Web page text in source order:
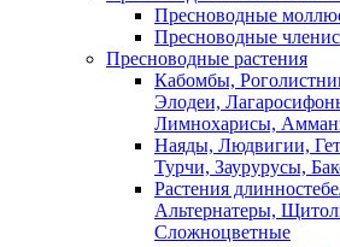
Пресноводные
Пресноводные
Пресноводные растения
Кабомбы,
Элодеи,
Лимнохарисы,
Наяды, Людвигии,
Турчи, Заурурусы,
Растения
Альтернатеры,
Сложноцветные